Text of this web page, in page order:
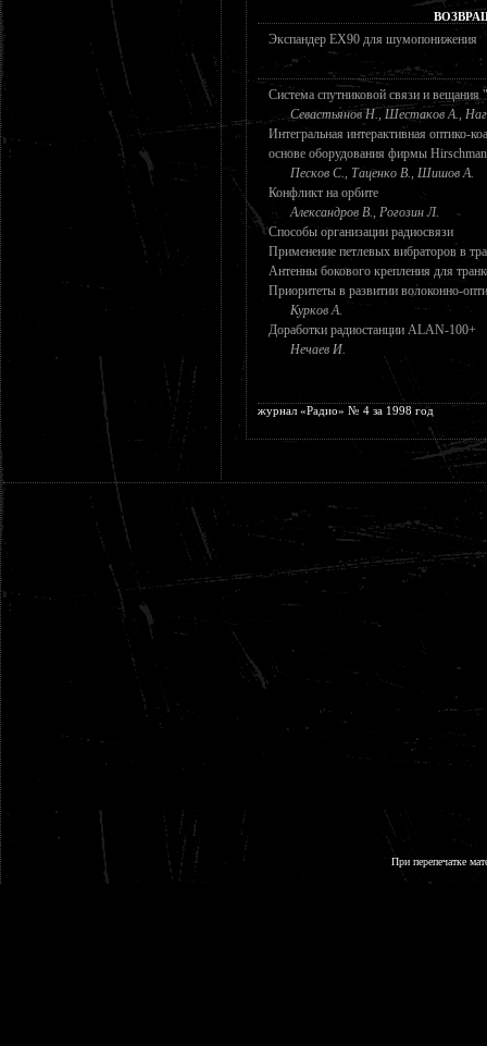
Экспандер EX90 для шумопонижения
Система спутниковой связи и
Севастьянов Н., Шестаков А.,
Интегральная интерактивная оптико-
основе оборудования фирмы
Песков С., Таценко В., Шишов А.
Конфликт на орбите
Александров В., Рогозин Л.
Способы организации радиосвязи
Применение петлевых вибраторов в
Антенны бокового крепления для
Приоритеты в развитии волоконно-
Курков А.
Доработки радиостанции ALAN-100+
Нечаев И.
журнал «Радио» № 4 за 1998 год
При перепечатке